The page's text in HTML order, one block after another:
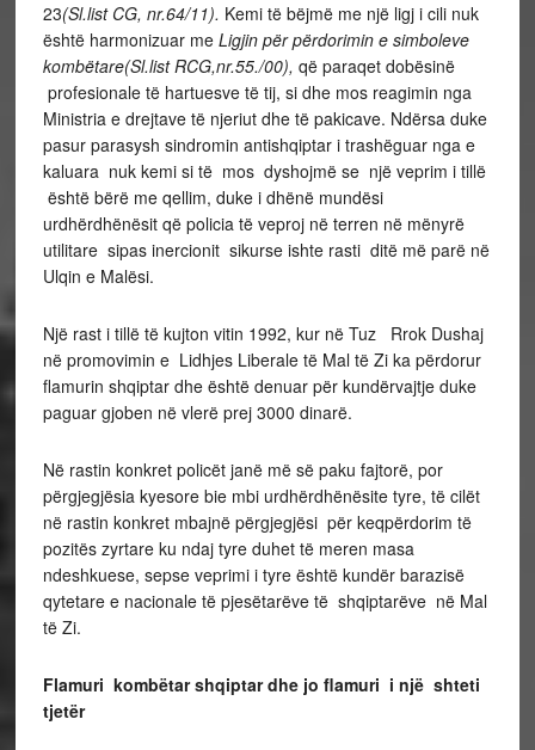
23(Sl.list CG, nr.64/11). Kemi të bëjmë me një ligj i cili nuk
është harmonizuar me Ligjin për përdorimin e simboleve
kombëtare(Sl.list RCG,nr.55./00), që paraqet dobësinë
profesionale të hartuesve të tij, si dhe mos reagimin nga
Ministria e drejtave të njeriut dhe të pakicave. Ndërsa duke
pasur parasysh sindromin antishqiptar i trashëguar nga e
kaluara nuk kemi si të mos dyshojmë se një veprim i tillë
është bërë me qellim, duke i dhënë mundësi
urdhërdhënësit që policia të veproj në terren në mënyrë
utilitare sipas inercionit sikurse ishte rasti ditë më parë në
Ulqin e Malësi.
Një rast i tillë të kujton vitin 1992, kur në Tuz Rrok Dushaj
në promovimin e Lidhjes Liberale të Mal të Zi ka përdorur
flamurin shqiptar dhe është denuar për kundërvajtje duke
paguar gjoben në vlerë prej 3000 dinarë.
Në rastin konkret policët janë më së paku fajtorë, por
përgjegjësia kyesore bie mbi urdhërdhënësite tyre, të cilët
në rastin konkret mbajnë përgjegjësi për keqpërdorim të
pozitës zyrtare ku ndaj tyre duhet të meren masa
ndeshkuese, sepse veprimi i tyre është kundër barazisë
qytetare e nacionale të pjesëtarëve të shqiptarëve në Mal
të Zi.
Flamuri kombëtar shqiptar dhe jo flamuri i një shteti
tjetër